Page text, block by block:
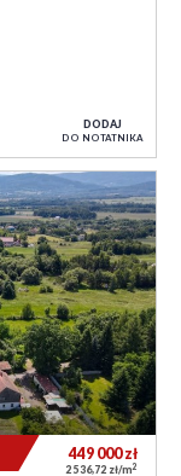
DODAJ
DO NOTATNIKA
449 000zł
2 536,72 zł/m2